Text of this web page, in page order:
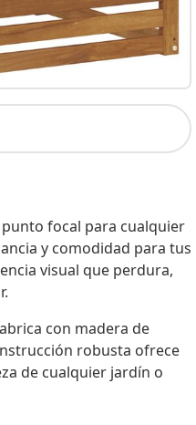
focal para cualquier
y comodidad para tus
visual que perdura,
con madera de
robusta ofrece
de cualquier jardín o